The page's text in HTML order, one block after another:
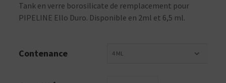
Tank en verre borosilicate de remplacement pour
PIPELINE Ello Duro. Disponible en 2ml et 6,5 ml.
Contenance 4 ML